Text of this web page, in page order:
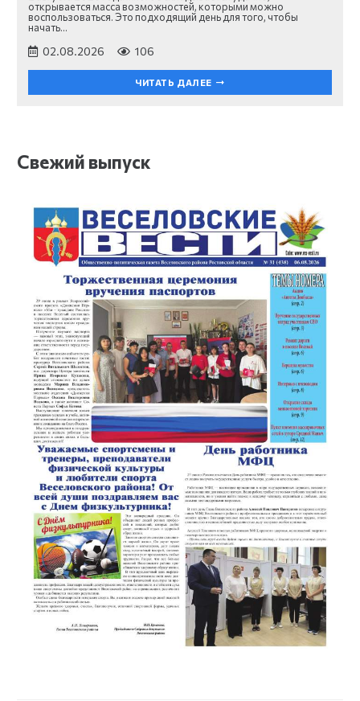
открывается масса возможностей, которыми можно
воспользоваться. Это подходящий день для того, чтобы
начать…
02.08.2026 106
ЧИТАТЬ ДАЛЕЕ
Свежий выпуск